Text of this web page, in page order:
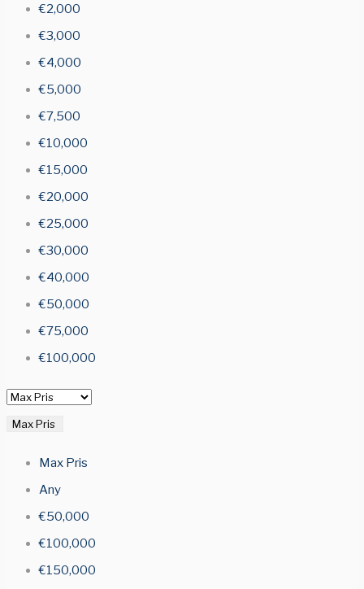
€2,000
€3,000
€4,000
€5,000
€7,500
€10,000
€15,000
€20,000
€25,000
€30,000
€40,000
€50,000
€75,000
€100,000
Max Pris
Max Pris
Any
€50,000
€100,000
€150,000